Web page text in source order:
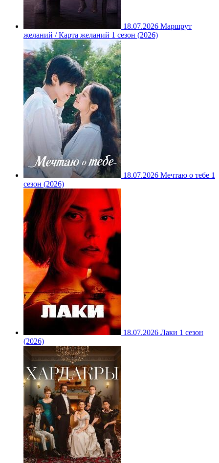
18.07.2026 Маршрут
желаний / Карта желаний 1 сезон (2026)
18.07.2026 Мечтаю о тебе 1
сезон (2026)
18.07.2026 Лаки 1 сезон
(2026)